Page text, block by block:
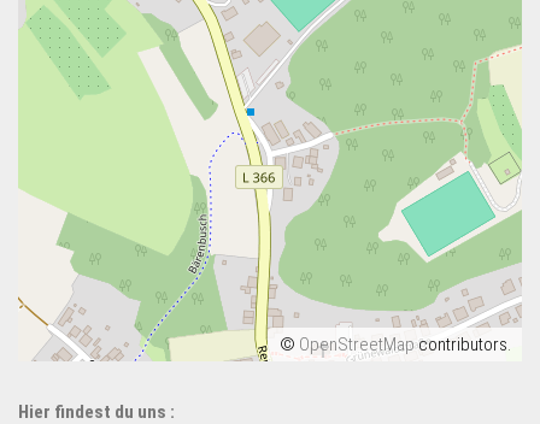
© OpenStreetMapcontributors.
Hier findest du uns :